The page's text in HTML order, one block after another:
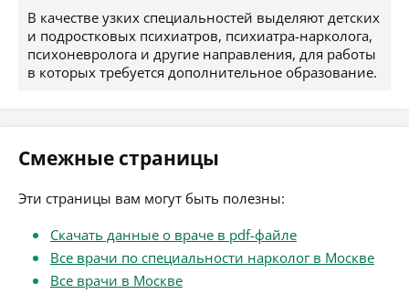
В качестве узких специальностей выделяют детских
и подростковых психиатров, психиатра-нарколога,
психоневролога и другие направления, для работы
в которых требуется дополнительное образование.
Смежные страницы
Эти страницы вам могут быть полезны:
Скачать данные о враче в pdf-файле
Все врачи по специальности нарколог в Москве
Все врачи в Москве